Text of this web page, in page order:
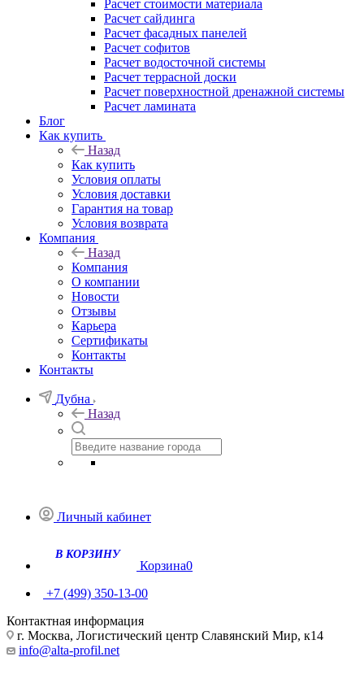
Расчет стоимости материала
Расчет сайдинга
Расчет фасадных панелей
Расчет софитов
Расчет водосточной системы
Расчет террасной доски
Расчет поверхностной дренажной системы
Расчет ламината
Блог
Как купить
Назад
Как купить
Условия оплаты
Условия доставки
Гарантия на товар
Условия возврата
Компания
Назад
Компания
О компании
Новости
Отзывы
Карьера
Сертификаты
Контакты
Контакты
Дубна
Назад
Личный кабинет
В КОРЗИНУ
Корзина0
+7 (499) 350-13-00
Контактная информация
г. Москва, Логистический центр Славянский Мир, к14
info@alta-profil.net